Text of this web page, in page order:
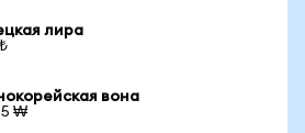
лира
вона
₩